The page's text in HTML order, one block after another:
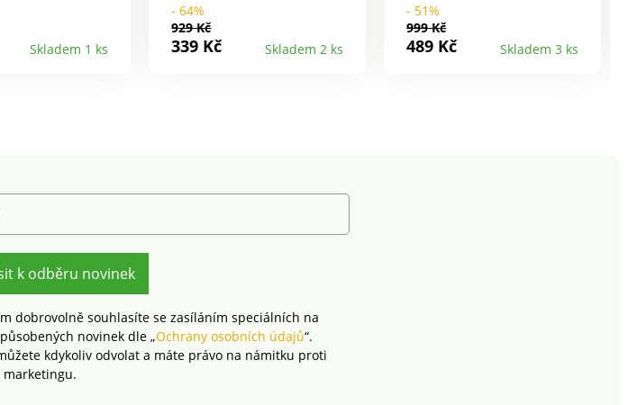
rukávy.
lem.
zakončení.
Skladem 1 ks
Knoflíky ve vzhledu
rohoviny. Spodní okraj a
rukávy s pružným
- 64%
929 Kč
339 Kč Skladem 2 ks
Příjemně se nosí a velmi
snadno udržuje, zárukou
kvality je značka
- 51%
999 Kč
489 Kč Skladem 3 ks
k odběru novinek
dobrovolně souhlasíte se zasíláním speciálních na
novinek dle „Ochrany osobních údajů“.
kdykoliv odvolat a máte právo na námitku proti